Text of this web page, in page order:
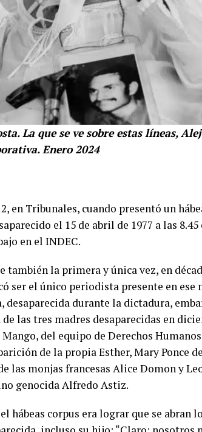
La que se ve sobre estas líneas,
Enero 2024
en Tribunales, cuando presentó un
el 15 de abril de 1977 a las
en el INDEC.
también la primera y única vez, en
ser el único periodista presente en ese
desaparecida durante la dictadura,
las tres madres desaparecidas en
del equipo de Derechos
de la propia Esther, Mary Ponce
las monjas francesas Alice Domon y
genocida Alfredo Astiz.
hábeas corpus era lograr que se abran